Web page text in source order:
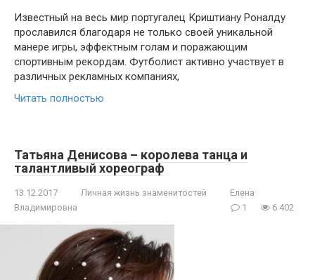
Известный на весь мир португалец Криштиану Роналду
прославился благодаря не только своей уникальной
манере игры, эффектным голам и поражающим
спортивным рекордам. Футболист активно участвует в
различных рекламных компаниях,
Читать полностью
Татьяна Денисова – королева танца и
талантливый хореограф
13.12.2017 Личная жизнь знаменитостей
Елена
Владимировна
1 6 402